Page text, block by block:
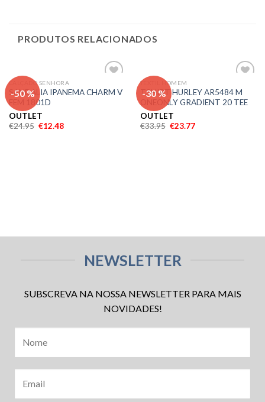
PRODUTOS RELACIONADOS
-50 %
aos meus
CALÇADO SENHORA
SANDALIA IPANEMA CHARM V
FEM 1801D
OUTLET
€24.95 €12.48
-30 %
aos meus
desejos
TEXTIL HOMEM
TSHIRT HURLEY AR5484 M
ONEONLY GRADIENT 20 TEE
OUTLET
€33.95 €23.77
NEWSLETTER
SUBSCREVA NA NOSSA NEWSLETTER PARA MAIS
NOVIDADES!